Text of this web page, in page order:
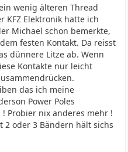
wenig älteren Thread
KFZ Elektronik hatte ich
Michael schon bemerkte,
festen Kontakt. Da reisst
dünnere Litze ab. Wenn
Kontakte nur leicht
das ich meine
Power Poles
Probier nix anderes mehr !
2 oder 3 Bändern hält sichs